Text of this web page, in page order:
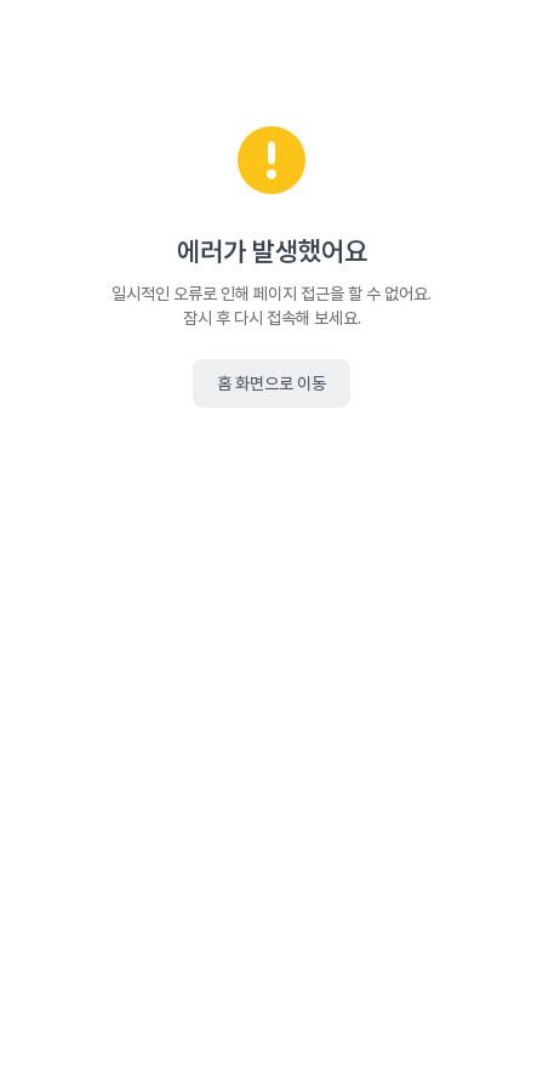
에러가 발생했어요
일시적인 오류로 인해 페이지 접근을 할 수 없어요.
잠시 후 다시 접속해 보세요.
홈 화면으로 이동